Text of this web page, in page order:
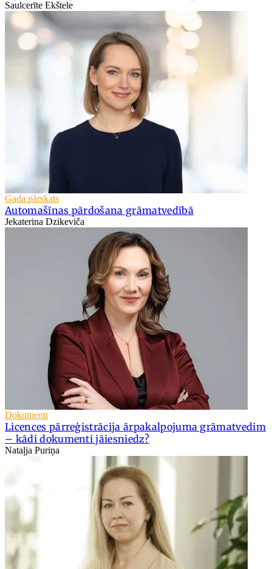
Saulcerīte Ekštele
Gada pārskats
Automašīnas pārdošana grāmatvedībā
Jekaterina Dzikeviča
Dokumenti
Licences pārreģistrācija ārpakalpojuma grāmatvedim
– kādi dokumenti jāiesniedz?
Nataļja Puriņa